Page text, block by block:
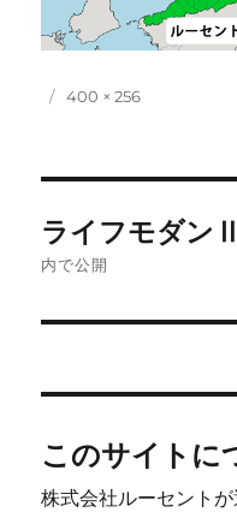
投 フ
400 × 256
稿
ゲ
ー
シ
ライフモダン
内で公開
このサイトに
株式会社ルーセントが